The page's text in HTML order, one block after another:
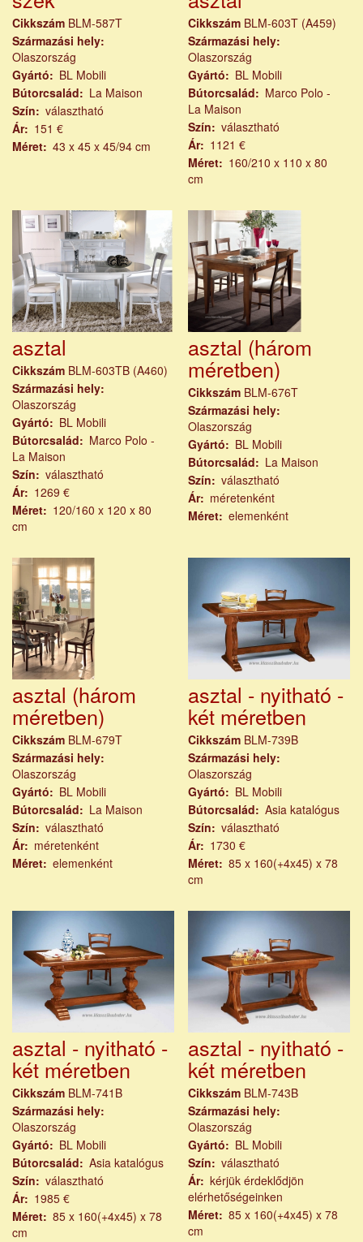
Cikkszám BLM-587T
Származási hely
Olaszország
Gyártó
BL Mobili
Bútorcsalád
La Maison
Szín
választható
Ár
151 €
Méret 43 x 45 x 45/94 cm
Cikkszám BLM-603T (A459)
Származási hely
Olaszország
Gyártó
BL Mobili
Bútorcsalád
Marco Polo -
La Maison
Szín
választható
Ár
1121 €
Méret
160/210 x 110 x 80
cm
asztal
Cikkszám BLM-603TB (A460)
Származási hely
Olaszország
Gyártó
BL Mobili
Bútorcsalád
Marco Polo -
La Maison
Szín
választható
Ár
1269 €
Méret
120/160 x 120 x 80
cm
asztal (három
méretben)
Cikkszám BLM-676T
Származási hely
Olaszország
Gyártó
BL Mobili
Bútorcsalád
La Maison
Szín
választható
Ár
méretenként
Méret
elemenként
asztal (három
méretben)
Cikkszám BLM-679T
Származási hely
Olaszország
Gyártó
BL Mobili
Bútorcsalád
La Maison
Szín
választható
Ár
méretenként
Méret elemenként
asztal - nyitható -
két méretben
Cikkszám BLM-739B
Származási hely
Olaszország
Gyártó
BL Mobili
Bútorcsalád
Asia katalógus
Szín
választható
Ár
1730 €
Méret
85 x 160(+4x45) x 78
cm
asztal - nyitható -
két méretben
Cikkszám BLM-741B
Származási hely
Olaszország
Gyártó
BL Mobili
Bútorcsalád
Asia katalógus
Szín
választható
Ár
1985 €
Méret 85 x 160(+4x45) x 78
cm
asztal - nyitható -
két méretben
Cikkszám BLM-743B
Származási hely
Olaszország
Gyártó
BL Mobili
Szín
választható
Ár
kérjük érdeklődjön
elérhetőségeinken
Méret
85 x 160(+4x45) x 78
cm